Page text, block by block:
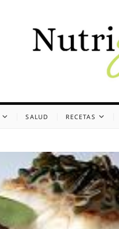
SALUD RECETAS